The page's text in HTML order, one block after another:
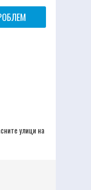
улици на